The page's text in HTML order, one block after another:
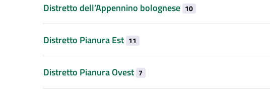
Distretto dell’Appennino bolognese 10
Distretto Pianura Est 11
Distretto Pianura Ovest 7